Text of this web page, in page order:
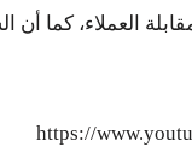
العملاء، كما
https://